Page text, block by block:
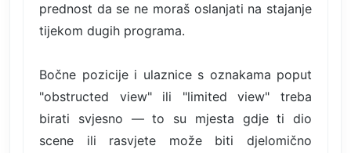
prednost da se ne moraš oslanjati na stajanje
tijekom dugih programa.
Bočne pozicije i ulaznice s oznakama poput
"obstructed view" ili "limited view" treba
birati svjesno — to su mjesta gdje ti dio
scene ili rasvjete može biti djelomično